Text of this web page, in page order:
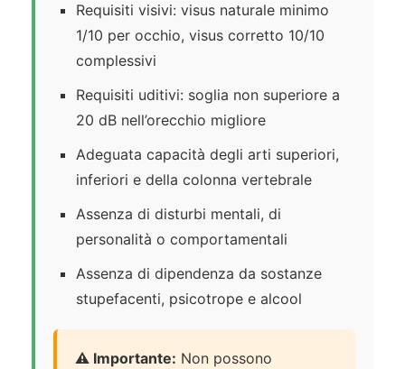
Requisiti visivi: visus naturale minimo
1/10 per occhio, visus corretto 10/10
complessivi
Requisiti uditivi: soglia non superiore a
20 dB nell’orecchio migliore
Adeguata capacità degli arti superiori,
inferiori e della colonna vertebrale
Assenza di disturbi mentali, di
personalità o comportamentali
Assenza di dipendenza da sostanze
stupefacenti, psicotrope e alcool
⚠️ Importante: Non possono